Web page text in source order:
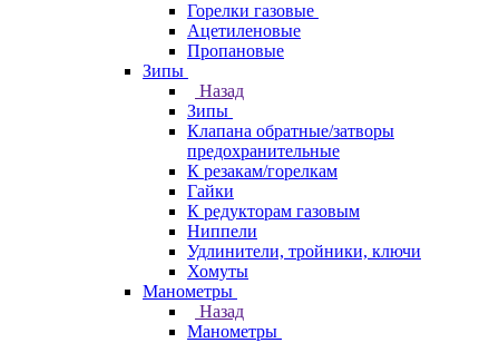
Горелки газовые
Ацетиленовые
Пропановые
Зипы
Назад
Зипы
Клапана обратные/затворы
предохранительные
К резакам/горелкам
Гайки
К редукторам газовым
Ниппели
Удлинители, тройники, ключи
Хомуты
Манометры
Назад
Манометры